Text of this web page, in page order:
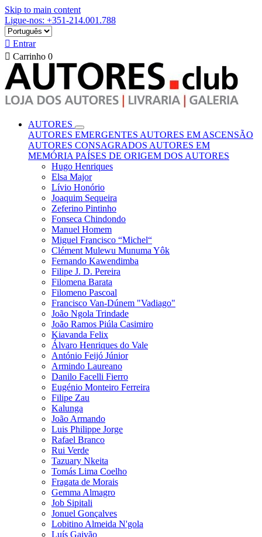
Skip to main content
Ligue-nos: +351-214.001.788
 Entrar
 Carrinho 0
AUTORES
AUTORES EMERGENTES AUTORES EM ASCENSÃO
AUTORES CONSAGRADOS AUTORES EM
MEMÓRIA PAÍSES DE ORIGEM DOS AUTORES
Hugo Henriques
Elsa Major
Lívio Honório
Joaquim Sequeira
Zeferino Pintinho
Fonseca Chindondo
Manuel Homem
Miguel Francisco “Michel“
Clément Mulewu Munuma Yôk
Fernando Kawendimba
Filipe J. D. Pereira
Filomena Barata
Filomeno Pascoal
Francisco Van-Dúnem "Vadiago"
João Ngola Trindade
João Ramos Piúla Casimiro
Kiavanda Felix
Álvaro Henriques do Vale
António Feijó Júnior
Armindo Laureano
Danilo Facelli Fierro
Eugénio Monteiro Ferreira
Filipe Zau
Kalunga
João Armando
Luis Philippe Jorge
Rafael Branco
Rui Verde
Tazuary Nkeita
Tomás Lima Coelho
Fragata de Morais
Gemma Almagro
Job Sipitali
Jonuel Gonçalves
Lobitino Almeida N'gola
Luís Gaivão